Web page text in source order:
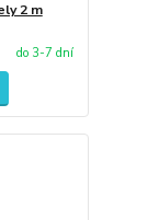
2 m
do 3-7 dní